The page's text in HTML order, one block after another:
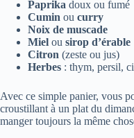
Paprika doux ou fumé
Cumin ou curry
Noix de muscade
Miel ou sirop d’érable
Citron (zeste ou jus)
Herbes : thym, persil,
Avec ce simple panier, vous
croustillant à un plat du
manger toujours la même